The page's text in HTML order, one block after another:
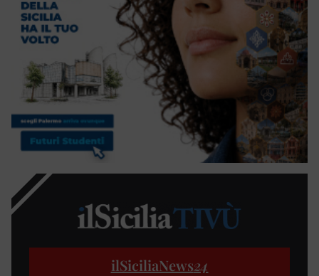
ilSiciliaNews24